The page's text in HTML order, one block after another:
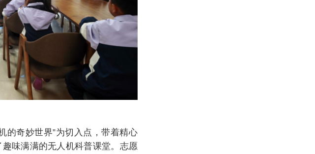
的奇妙世界”为切入点，带着精心
味满满的无人机科普课堂。志愿